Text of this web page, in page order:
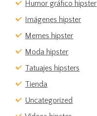
Humor gráfico hipster
Imágenes hipster
Memes hipster
Moda hipster
Tatuajes hipsters
Tienda
Uncategorized